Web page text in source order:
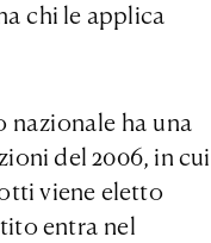
chi le applica
nazionale ha una
del 2006, in cui
viene eletto
entra nel